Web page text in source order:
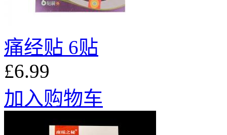
痛经贴 6贴
£6.99
加入购物车